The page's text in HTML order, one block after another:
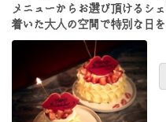
メニューからお選び頂けるシ
着いた大人の空間で特別な日